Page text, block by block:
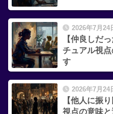
2026年7月24
【仲良しだ
チュアル視
す
2026年7月24
【他人に振
視点の意味